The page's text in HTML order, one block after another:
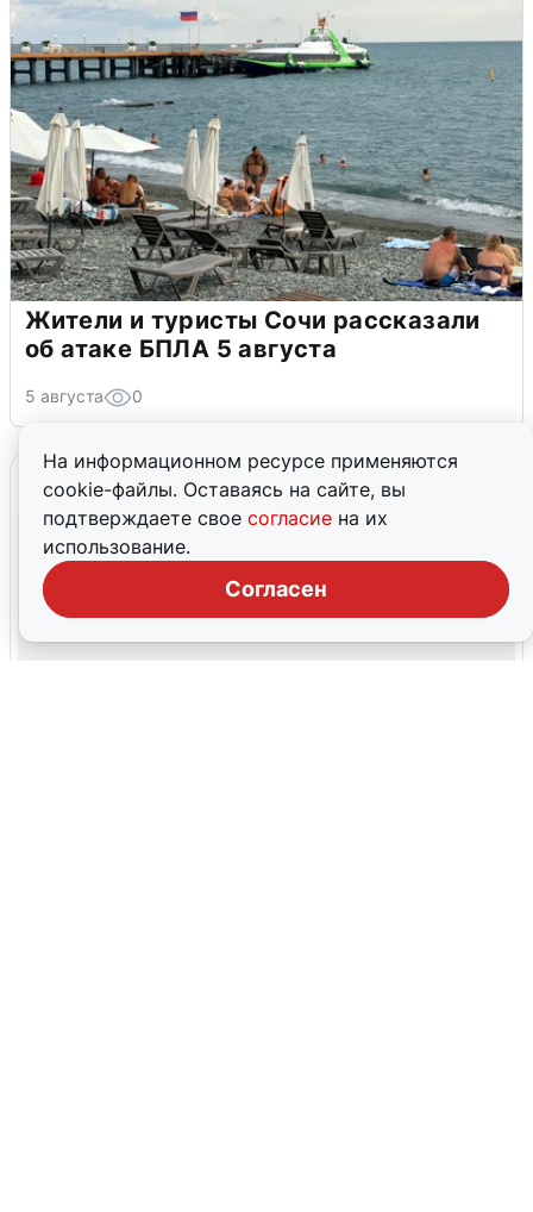
На информационном ресурсе применяются
cookie-файлы. Оставаясь на сайте, вы
подтверждаете свое согласие на их
использование.
Согласен
Жители и туристы Сочи рассказали
об атаке БПЛА 5 августа
5 августа 0